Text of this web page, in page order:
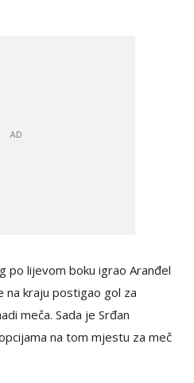
po lijevom boku igrao Aranđel
na kraju postigao gol za
meča. Sada je Srđan
na tom mjestu za meč